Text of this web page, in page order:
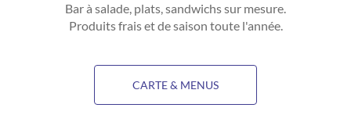
Bar à salade, plats, sandwichs sur mesure.
Produits frais et de saison toute l'année.
CARTE & MENUS